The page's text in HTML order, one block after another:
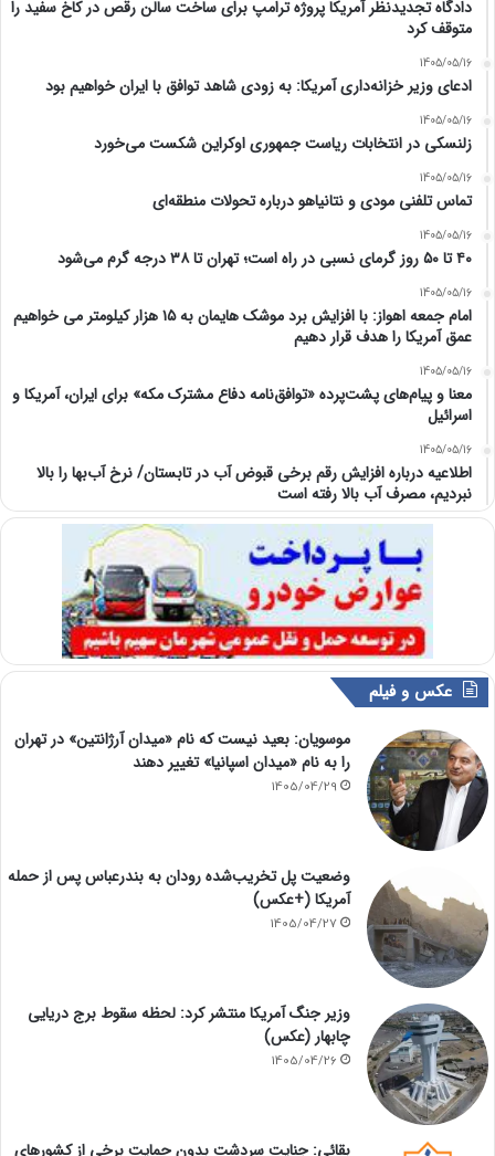
دادگاه تجدیدنظر آمریکا پروژه ترامپ برای ساخت سالن رقص در کاخ سفید را
متوقف کرد
1405/05/16
ادعای وزیر خزانه‌داری آمریکا: به زودی شاهد توافق با ایران خواهیم بود
1405/05/16
زلنسکی در انتخابات ریاست جمهوری اوکراین شکست می‌خورد
1405/05/16
تماس تلفنی مودی و نتانیاهو درباره تحولات منطقه‌ای
1405/05/16
۴۰ تا ۵۰ روز گرمای نسبی در راه است؛ تهران تا ۳۸ درجه گرم می‌شود
1405/05/16
امام‌ جمعه اهواز: با افزایش برد موشک هایمان به ۱۵ هزار کیلومتر می خواهیم
عمق آمریکا را هدف قرار دهیم
1405/05/16
معنا و پیام‌های پشت‌پرده «توافق‌نامه دفاع مشترک مکه» برای ایران، آمریکا و
اسرائیل
1405/05/16
اطلاعیه درباره افزایش رقم برخی قبوض آب در تابستان/ نرخ آب‌بها را بالا
نبردیم، مصرف آب بالا رفته است
عکس و فیلم
موسویان: بعید نیست که نام «میدان آرژانتین» در تهران
را به نام «میدان اسپانیا» تغییر دهند
1405/04/29
وضعیت پل تخریب‌شده رودان به بندرعباس پس از حمله
آمریکا (+عکس)
1405/04/27
وزیر جنگ آمریکا منتشر کرد: لحظه سقوط برج دریایی
چابهار (عکس)
1405/04/26
بقائی: جنایت سردشت بدون حمایت برخی از کشورهای